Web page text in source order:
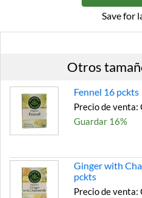
Save for
Otros
Fennel 16 pckts
Precio de venta:
Guardar 16%
Ginger with
pckts
Precio de venta: